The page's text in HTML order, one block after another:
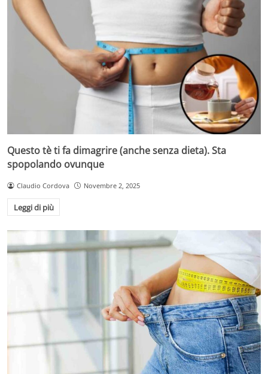
Questo tè ti fa dimagrire (anche senza dieta). Sta
spopolando ovunque
Claudio Cordova Novembre 2, 2025
Leggi di più